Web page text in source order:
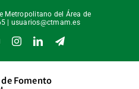
Metropolitano del Área de
| usuarios@ctmam.es
YouTubeInstagramLinkedInTelegram